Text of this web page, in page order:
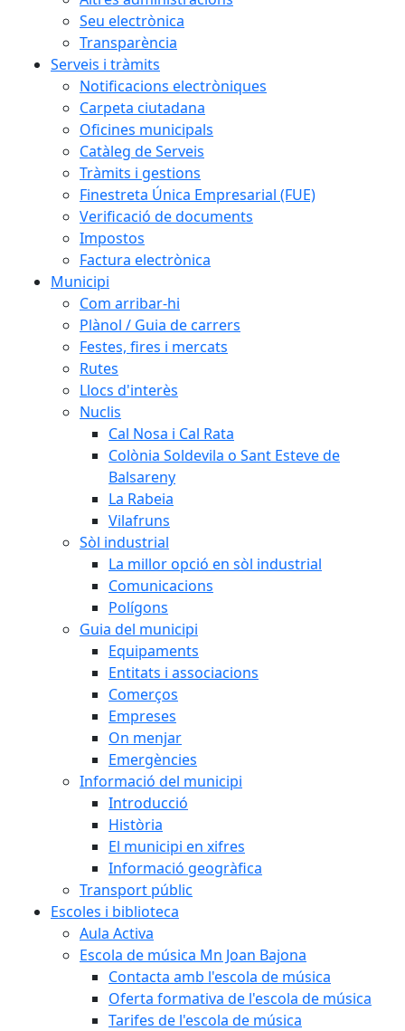
Seu electrònica
Transparència
Serveis i tràmits
Notificacions electròniques
Carpeta ciutadana
Oficines municipals
Catàleg de Serveis
Tràmits i gestions
Finestreta Única Empresarial (FUE)
Verificació de documents
Impostos
Factura electrònica
Municipi
Com arribar-hi
Plànol / Guia de carrers
Festes, fires i mercats
Rutes
Llocs d'interès
Nuclis
Cal Nosa i Cal Rata
Colònia Soldevila o Sant Esteve de
Balsareny
La Rabeia
Vilafruns
Sòl industrial
La millor opció en sòl industrial
Comunicacions
Polígons
Guia del municipi
Equipaments
Entitats i associacions
Comerços
Empreses
On menjar
Emergències
Informació del municipi
Introducció
Història
El municipi en xifres
Informació geogràfica
Transport públic
Escoles i biblioteca
Aula Activa
Escola de música Mn Joan Bajona
Contacta amb l'escola de música
Oferta formativa de l'escola de música
Tarifes de l'escola de música